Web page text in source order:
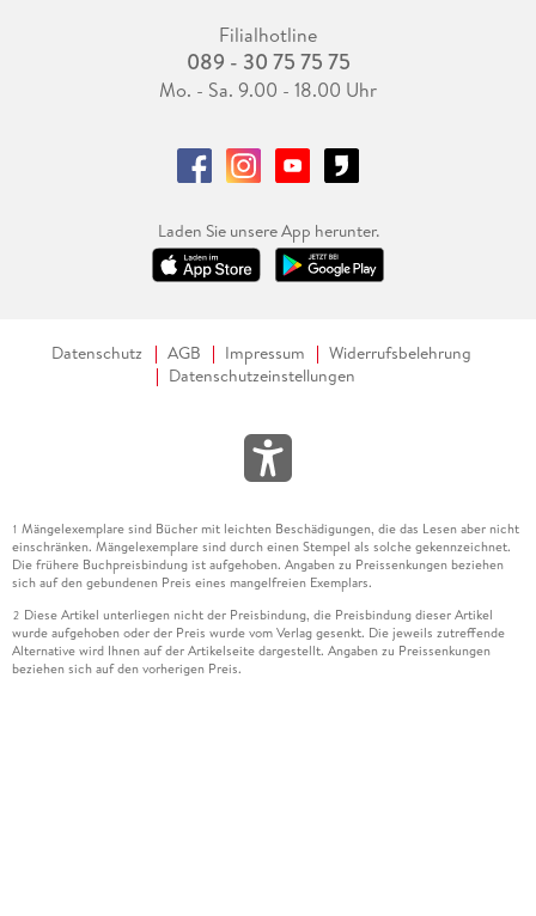
Filialhotline
089 - 30 75 75 75
Mo. - Sa. 9.00 - 18.00 Uhr
Laden Sie unsere App herunter.
Datenschutz AGB Impressum
Widerrufsbelehrung
Datenschutzeinstellungen
1 Mängelexemplare sind Bücher mit leichten Beschädigungen, die das Lesen aber nicht
einschränken. Mängelexemplare sind durch einen Stempel als solche gekennzeichnet.
Die frühere Buchpreisbindung ist aufgehoben. Angaben zu Preissenkungen beziehen
sich auf den gebundenen Preis eines mangelfreien Exemplars.
2 Diese Artikel unterliegen nicht der Preisbindung, die Preisbindung dieser Artikel
wurde aufgehoben oder der Preis wurde vom Verlag gesenkt. Die jeweils zutreffende
Alternative wird Ihnen auf der Artikelseite dargestellt. Angaben zu Preissenkungen
beziehen sich auf den vorherigen Preis.